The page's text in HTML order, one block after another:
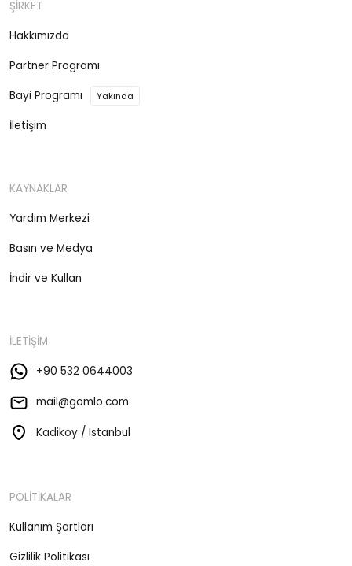
ŞİRKET
Hakkımızda
Partner Programı
Bayi Programı
Yakında
İletişim
KAYNAKLAR
Yardım Merkezi
Basın ve Medya
İndir ve Kullan
İLETİŞİM
+90 532 0644003
mail@gomlo.com
Kadikoy / Istanbul
POLİTİKALAR
Kullanım Şartları
Gizlilik Politikası